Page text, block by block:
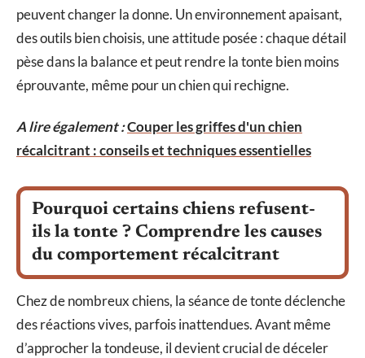
peuvent changer la donne. Un environnement apaisant,
des outils bien choisis, une attitude posée : chaque détail
pèse dans la balance et peut rendre la tonte bien moins
éprouvante, même pour un chien qui rechigne.
A lire également :Couper les griffes d'un chien
récalcitrant : conseils et techniques essentielles
Pourquoi certains chiens refusent-
ils la tonte ? Comprendre les causes
du comportement récalcitrant
Chez de nombreux chiens, la séance de tonte déclenche
des réactions vives, parfois inattendues. Avant même
d’approcher la tondeuse, il devient crucial de déceler